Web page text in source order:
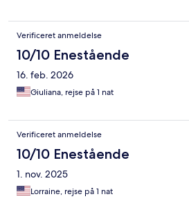
Verificeret anmeldelse
10/10 Enestående
16. feb. 2026
Giuliana, rejse på 1 nat
Verificeret anmeldelse
10/10 Enestående
1. nov. 2025
Lorraine, rejse på 1 nat